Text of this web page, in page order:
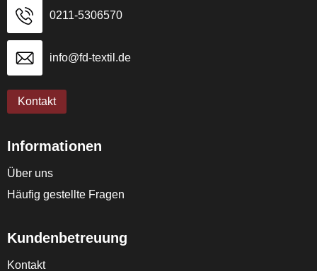
0211-5306570
info@fd-textil.de
Kontakt
Informationen
Über uns
Häufig gestellte Fragen
Kundenbetreuung
Kontakt